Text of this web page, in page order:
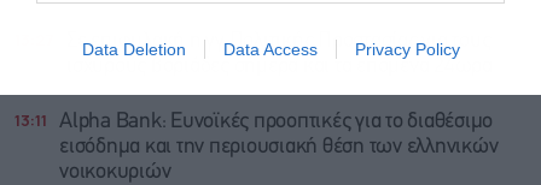
Data Deletion Data Access Privacy Policy
Σε επιφυλακή η γγ Πολιτικής Προστασίας για τους
13:11
Alpha Bank: Ευνοϊκές προοπτικές για το διαθέσιμο
εισόδημα και την περιουσιακή θέση των ελληνικών
νοικοκυριών